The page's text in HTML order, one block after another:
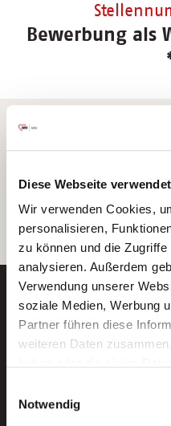
Diese Webseite
Wir verwenden Cookies,
personalisieren,
zu können und die
analysieren. Außerdem
Verwendung unserer
soziale Medien, Werbung
Partner führen diese
weiteren Daten
Wenn Sie auf „Cookies
Sie der Speicherung
Notwendig
Bewerbung als
Land der EU ODER in Island,
Ja
Nein
Neue